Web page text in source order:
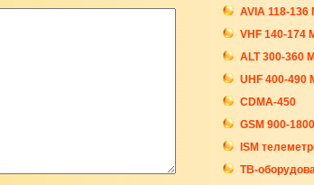
AVIA 118-136
VHF 140-174
ALT 300-360
UHF 400-490
CDMA-450
GSM 900-1800
ISM
ТВ-